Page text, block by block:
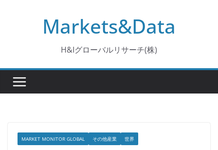
Markets&Data
H&Iグローバルリサーチ(株)
MARKET MONITOR GLOBAL その他産業 世界